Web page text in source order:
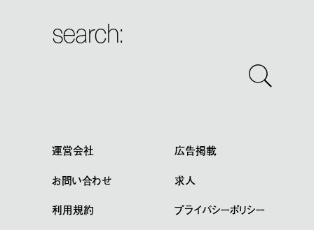
search:
運営会社
広告掲載
お問い合わせ
求人
利用規約 プライバシーポリシー